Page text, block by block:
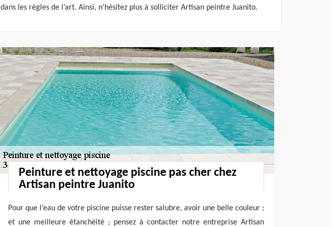
dans les règles de l’art. Ainsi, n’hésitez plus à solliciter Artisan peintre Juanito.
Peinture et nettoyage piscine pas cher chez
Artisan peintre Juanito
Pour que l’eau de votre piscine puisse rester salubre, avoir une belle couleur ;
et une meilleure étanchéité ; pensez à contacter notre entreprise Artisan